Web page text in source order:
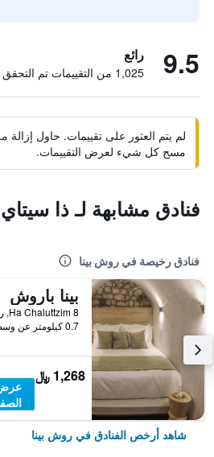
9.5 رائع
1,025 من التقييمات تم التحقق منها
لم يتم العثور على تقييمات. حاول إزالة
مسح كل شيء لعرض التقييمات.
فنادق مشابهة لـ ذا
فنادق رخيصة في روش بينا
بينا باروش
0.7 كيلومتر عن وسط المدينة
1,268 ﷼
شاهد أرخص الفنادق في روش بينا